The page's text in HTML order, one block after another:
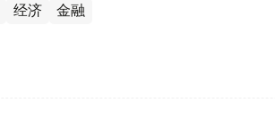
经济 金融